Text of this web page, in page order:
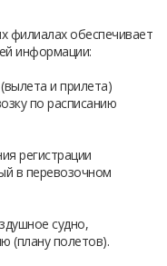
филиалах обеспечивает
информации:
и прилета)
по расписанию
регистрации
в перевозочном
судно,
(плану полетов).